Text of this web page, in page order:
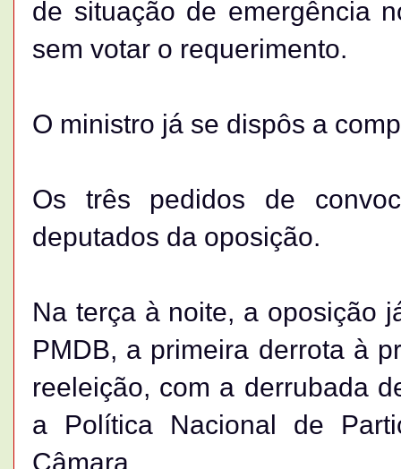
de situação de emergência
sem votar o requerimento.
O ministro já se dispôs a
Os três pedidos de
deputados da oposição.
Na terça à noite, a oposição
PMDB, a primeira derrota à
reeleição, com a derrubada
a Política Nacional de
Câmara.